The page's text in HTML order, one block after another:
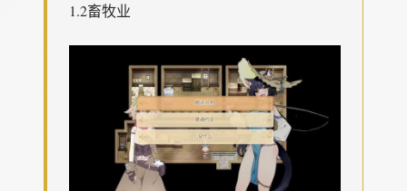
1.2畜牧业